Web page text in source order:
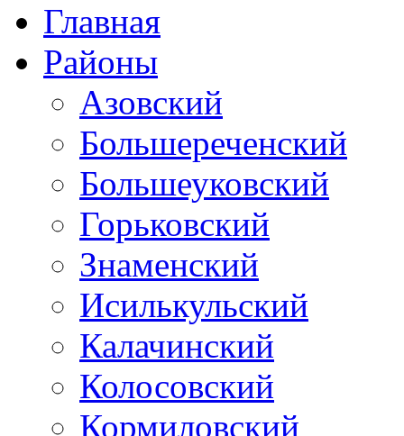
Главная
Районы
Азовский
Большереченский
Большеуковский
Горьковский
Знаменский
Исилькульский
Калачинский
Колосовский
Кормиловский